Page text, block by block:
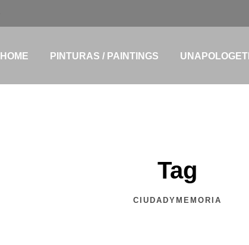
HOME PINTURAS / PAINTINGS
Tag
CIUDADYMEMORIA